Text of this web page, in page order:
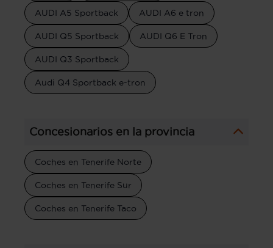
AUDI A5 Sportback AUDI A6 e tron
AUDI Q5 Sportback AUDI Q6 E Tron
AUDI Q3 Sportback
Audi Q4 Sportback e-tron
Concesionarios en la provincia
Coches en Tenerife Norte
Coches en Tenerife Sur
Coches en Tenerife Taco